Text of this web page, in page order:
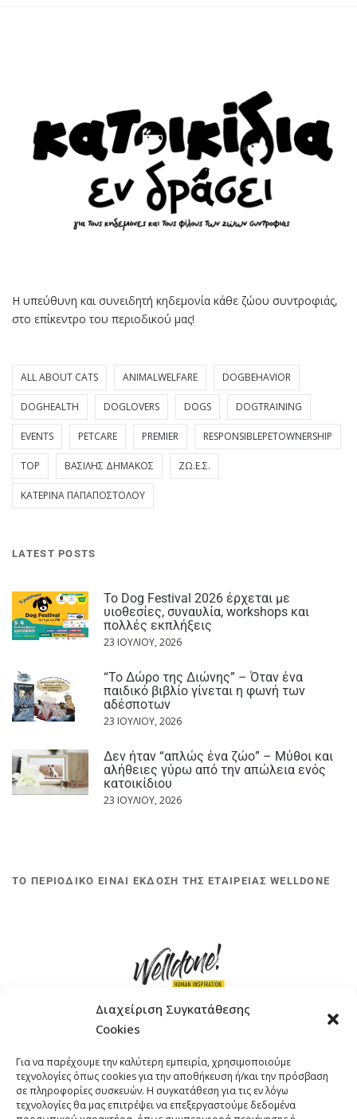
Διαχείριση Συγκατάθεσης
Cookies
Για να παρέχουμε την καλύτερη εμπειρία, χρησιμοποιούμε
τεχνολογίες όπως cookies για την αποθήκευση ή/και την πρόσβαση
σε πληροφορίες συσκευών. Η συγκατάθεση για τις εν λόγω
τεχνολογίες θα μας επιτρέψει να επεξεργαστούμε δεδομένα
Η υπεύθυνη και συνειδητή κηδεμονία κάθε ζώου συντροφιάς,
στο επίκεντρο του περιοδικού μας!
ALL ABOUT CATS ANIMALWELFARE DOGBEHAVIOR
DOGHEALTH DOGLOVERS DOGS DOGTRAINING
EVENTS PETCARE PREMIER RESPONSIBLEPETOWNERSHIP
TOP ΒΑΣΊΛΗΣ ΔΗΜΆΚΟΣ ΖΩ.Ε.Σ.
ΚΑΤΕΡΊΝΑ ΠΑΠΑΠΟΣΤΌΛΟΥ
LATEST POSTS
Το Dog Festival 2026 έρχεται με
υιοθεσίες, συναυλία, workshops και
πολλές εκπλήξεις
23 ΙΟΥΛΊΟΥ, 2026
“Το Δώρο της Διώνης” – Όταν ένα
παιδικό βιβλίο γίνεται η φωνή των
αδέσποτων
23 ΙΟΥΛΊΟΥ, 2026
Δεν ήταν “απλώς ένα ζώο” – Μύθοι και
αλήθειες γύρω από την απώλεια ενός
κατοικίδιου
23 ΙΟΥΛΊΟΥ, 2026
ΤΟ ΠΕΡΙΟΔΙΚΟ ΕΙΝΑΙ ΕΚΔΟΣΗ ΤΗΣ ΕΤΑΙΡΕΙΑΣ WELLDONE
ΤΗΛΕΦΩΝΟ: +30 211 4021758
EMAIL:info@welldone.com.gr